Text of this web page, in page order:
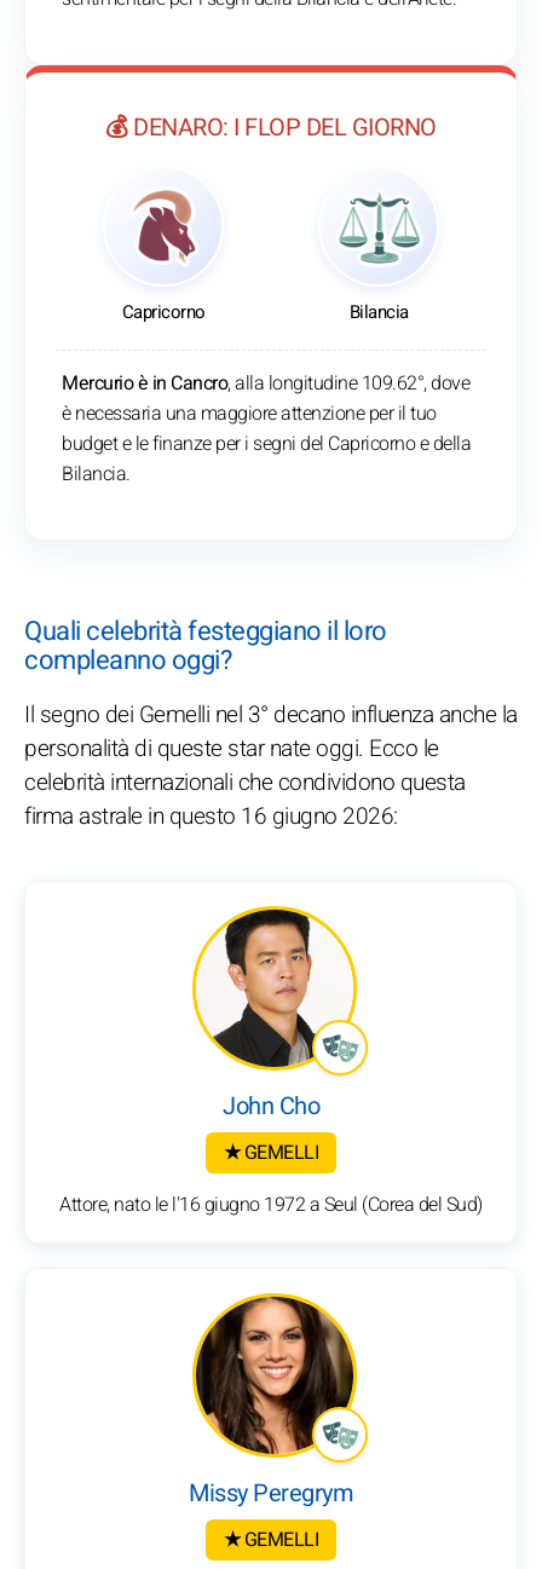
💰 DENARO: I FLOP DEL GIORNO
Capricorno Bilancia
Mercurio è in Cancro, alla longitudine 109.62°, dove
è necessaria una maggiore attenzione per il tuo
budget e le finanze per i segni del Capricorno e della
Bilancia.
Quali celebrità festeggiano il loro
compleanno oggi?
Il segno dei Gemelli nel 3° decano influenza anche la
personalità di queste star nate oggi. Ecco le
celebrità internazionali che condividono questa
firma astrale in questo 16 giugno 2026:
John Cho
★ GEMELLI
Attore, nato le l'16 giugno 1972 a Seul (Corea del Sud)
Missy Peregrym
★ GEMELLI